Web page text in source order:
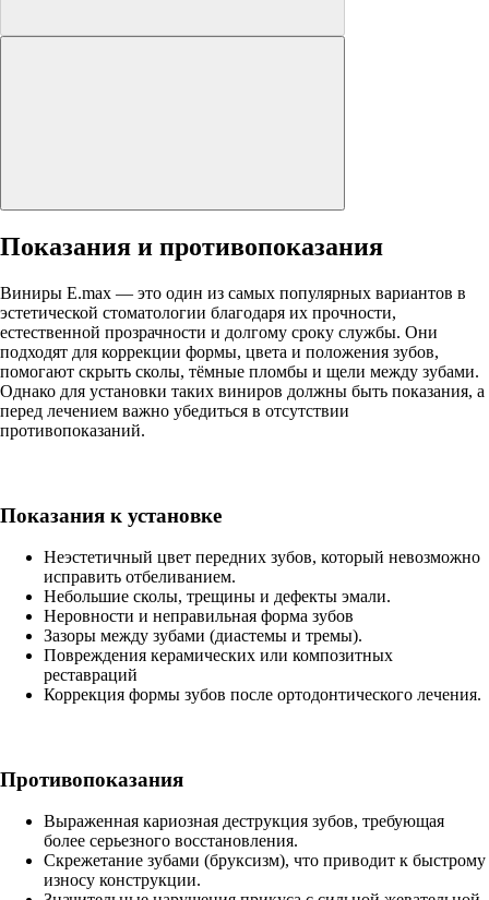
Показания и противопоказания
Виниры E.max — это один из самых популярных вариантов в
эстетической стоматологии благодаря их прочности,
естественной прозрачности и долгому сроку службы. Они
подходят для коррекции формы, цвета и положения зубов,
помогают скрыть сколы, тёмные пломбы и щели между зубами.
Однако для установки таких виниров должны быть показания, а
перед лечением важно убедиться в отсутствии
противопоказаний.
Показания к установке
Неэстетичный цвет передних зубов, который невозможно
исправить отбеливанием.
Небольшие сколы, трещины и дефекты эмали.
Неровности и неправильная форма зубов
Зазоры между зубами (диастемы и тремы).
Повреждения керамических или композитных
реставраций
Коррекция формы зубов после ортодонтического лечения.
Противопоказания
Выраженная кариозная деструкция зубов, требующая
более серьезного восстановления.
Скрежетание зубами (бруксизм), что приводит к быстрому
износу конструкции.